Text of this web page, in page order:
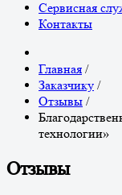
Сервисная
Контакты
Главная /
Заказчику /
Отзывы /
технологии»
Отзывы